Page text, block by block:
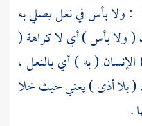
: ولا بأس في نعل يصلي به
( ولا بأس ) أي لا كراهة (
( به ) أي بالنعل ،
بلا أذى ) يعني حيث خلا
.